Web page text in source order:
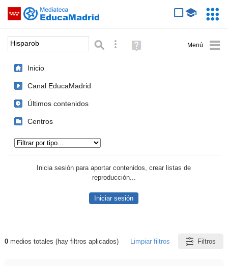
Saltar navegación
Palabra o frase: Búsqueda avanzada
Ayuda
(en
Inicio
Canal EducaMadrid
Últimos contenidos
Centros
Inicia sesión para aportar contenidos, crear listas de
reproducción...
Iniciar sesión
Resultados de: Hisparob
0medios totales (hay filtros aplicados) Limpiar filtros Filtros